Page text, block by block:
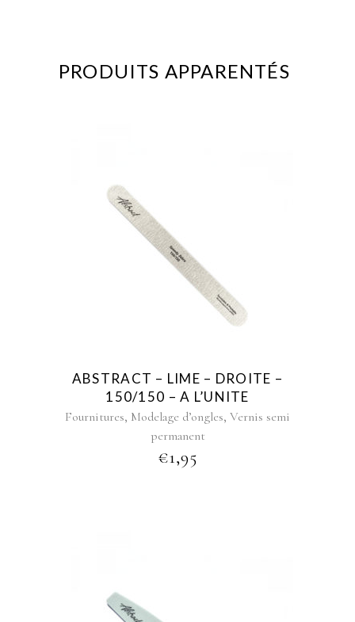
PRODUITS APPARENTÉS
ABSTRACT – LIME – DROITE –
150/150 – A L’UNITE
Fournitures, Modelage d’ongles, Vernis semi
permanent
€1,95